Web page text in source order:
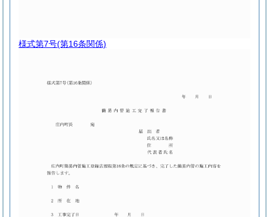
様式第7号(第16条関係)